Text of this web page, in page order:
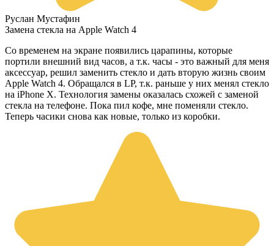
Руслан Мустафин
Замена стекла на Apple Watch 4
Со временем на экране появились царапины, которые
портили внешний вид часов, а т.к. часы - это важный для меня
аксессуар, решил заменить стекло и дать вторую жизнь своим
Apple Watch 4. Обращался в LP, т.к. раньше у них менял стекло
на iPhone X. Технология замены оказалась схожей с заменой
стекла на телефоне. Пока пил кофе, мне поменяли стекло.
Теперь часики снова как новые, только из коробки.